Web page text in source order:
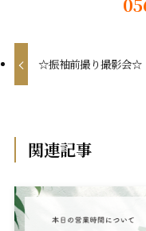
☆振袖前撮り撮影会☆
関連記事